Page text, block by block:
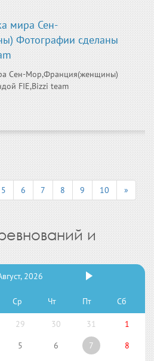
мира Сен-
Фотографии сделаны
Сен-Мор,Франция(женщины)
FIE,Bizzi team
5 6 7 8 9 10 »
и
2026
Ср Чт Пт Сб
29 30 31
1
5 6 7
8